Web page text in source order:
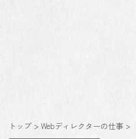
トップ > Webディレクターの仕事 >